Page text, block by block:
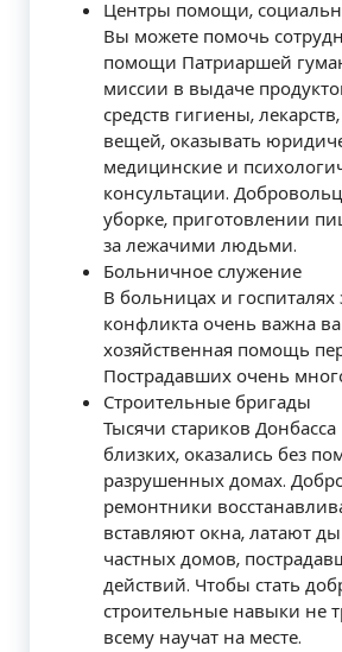
Центры помощи,
Вы можете помочь
помощи Патриаршей
миссии в выдаче
средств гигиены,
вещей, оказывать
медицинские и
консультации.
уборке, приготовлении
за лежачими людьми.
Больничное служение
В больницах и
конфликта очень важна
хозяйственная помощь
Пострадавших очень
Строительные бригады
Тысячи стариков Донбасса
близких, оказались без
разрушенных домах.
ремонтники
вставляют окна, латают
частных домов,
действий. Чтобы стать
строительные навыки не
всему научат на месте.